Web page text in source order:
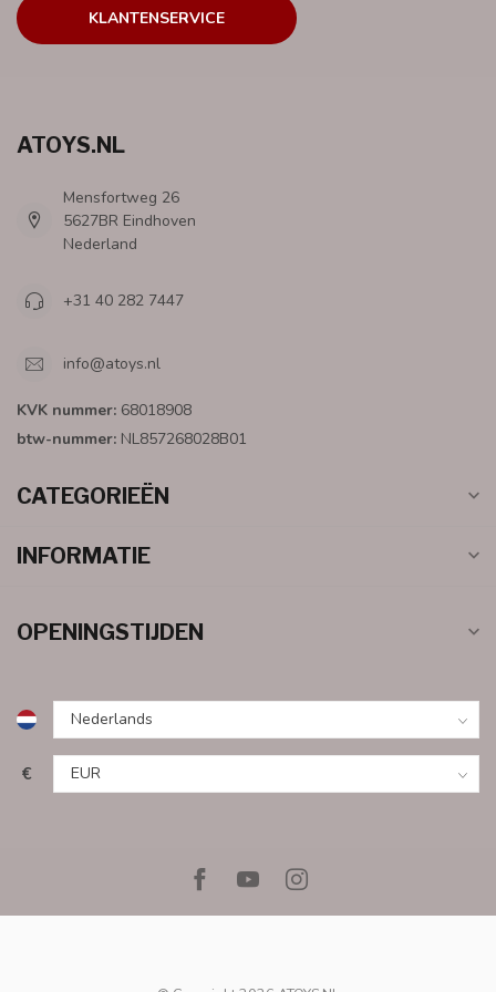
KLANTENSERVICE
ATOYS.NL
Mensfortweg 26
5627BR Eindhoven
Nederland
+31 40 282 7447
info@atoys.nl
KVK nummer: 68018908
btw-nummer: NL857268028B01
CATEGORIEËN
INFORMATIE
OPENINGSTIJDEN
€